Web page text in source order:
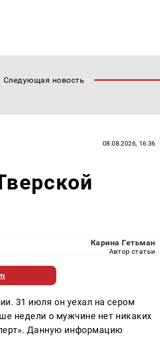
Следующая новость
08.08.2026, 16:36
Карина Гетьман
Автор статьи
31 июля он уехал на сером
недели о мужчине нет никаких
Данную информацию